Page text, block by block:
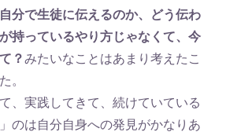
分で生徒に伝えるのか、どう伝わ
持っているやり方じゃなくて、今
？みたいなことはあまり考えたこ
。
、実践してきて、続けていている
のは自分自身への発見がかなりあ